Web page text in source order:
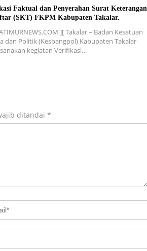
Faktual dan Penyerahan Surat Keterangan
(SKT) FKPM Kabupaten Takalar.
][ Takalar – Badan Kesatuan
dan Politik (Kesbangpol) Kabupaten Takalar
kegiatan Verifikasi…
ditandai *